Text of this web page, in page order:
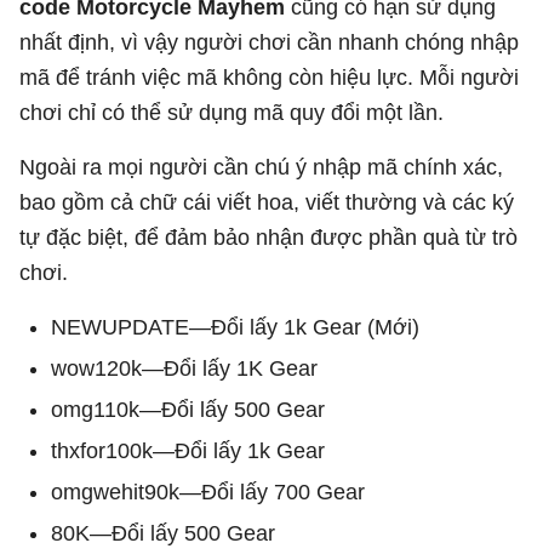
code Motorcycle Mayhem cũng có hạn sử dụng
nhất định, vì vậy người chơi cần nhanh chóng nhập
mã để tránh việc mã không còn hiệu lực. Mỗi người
chơi chỉ có thể sử dụng mã quy đổi một lần.
Ngoài ra mọi người cần chú ý nhập mã chính xác,
bao gồm cả chữ cái viết hoa, viết thường và các ký
tự đặc biệt, để đảm bảo nhận được phần quà từ trò
chơi.
NEWUPDATE—Đổi lấy 1k Gear (Mới)
wow120k—Đổi lấy 1K Gear
omg110k—Đổi lấy 500 Gear
thxfor100k—Đổi lấy 1k Gear
omgwehit90k—Đổi lấy 700 Gear
80K—Đổi lấy 500 Gear